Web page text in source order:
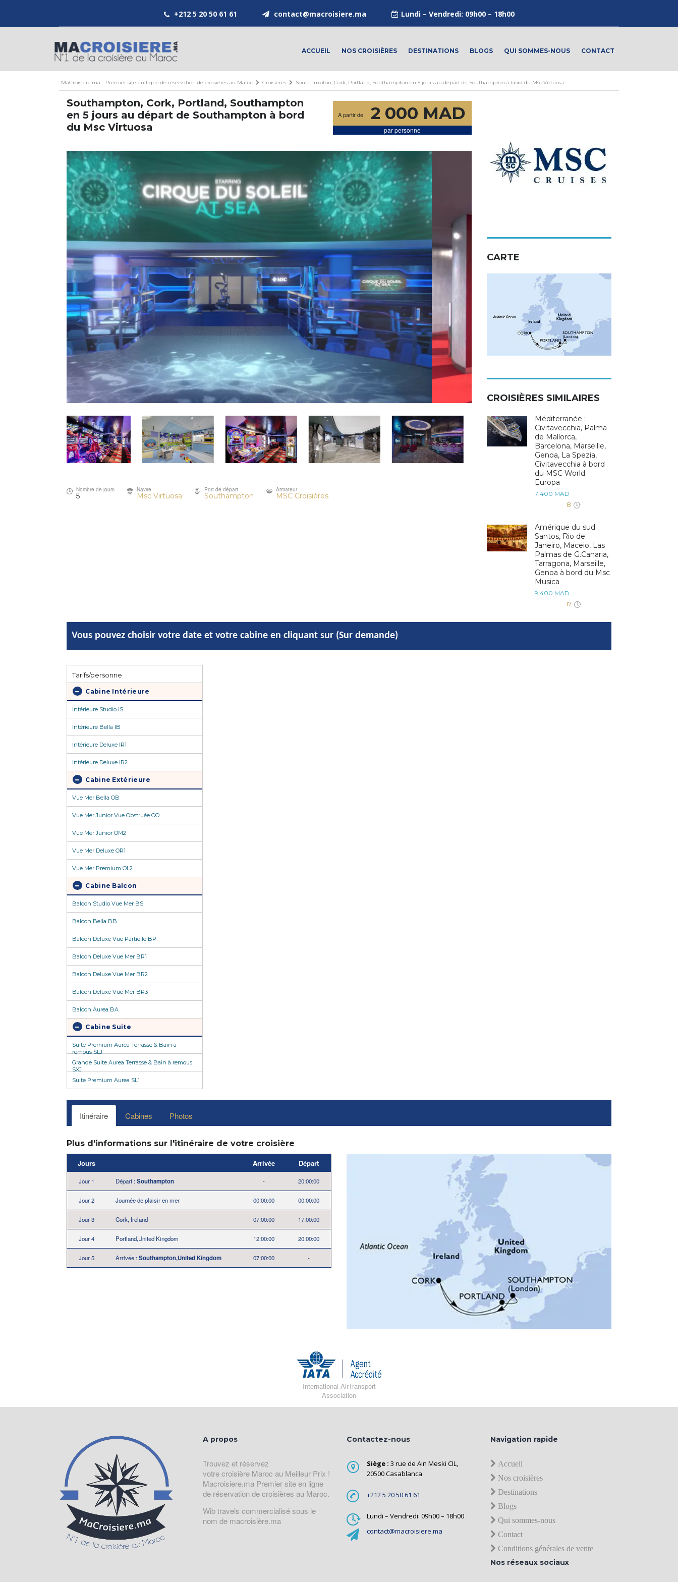
Lundi – Vendredi: 09h00 – 18h00
contact@macroisiere.ma
+212 5 20 50 61 61
ACCUEIL NOS CROISIÈRES DESTINATIONS BLOGS QUI SOMMES-NOUS CONTACT
MaCroisiere.ma - Premier site en ligne de réservation de croisières au Maroc Croisieres Southampton, Cork, Portland, Southampton en 5 jours au départ de Southampton à bord du Msc Virtuosa
A partir de 2 000 MAD
par personne
Southampton, Cork, Portland, Southampton
en 5 jours au départ de Southampton à bord
du Msc Virtuosa
Nombre de jours
5
Navire
Msc Virtuosa
Port de départ
Southampton
Armateur
MSC Croisières
CARTE
CROISIÈRES SIMILAIRES
Méditerranée :
Civitavecchia, Palma
de Mallorca,
Barcelona, Marseille,
Genoa, La Spezia,
Civitavecchia à bord
du MSC World
Europa
7 400 MAD
8
Amérique du sud :
Santos, Rio de
Janeiro, Maceio, Las
Palmas de G.Canaria,
Tarragona, Marseille,
Genoa à bord du Msc
Musica
9 400 MAD
17
Vous pouvez choisir votre date et votre cabine en cliquant sur (Sur demande)
Tarifs/personne
Cabine Intérieure
Intérieure Studio IS
Intérieure Bella IB
Intérieure Deluxe IR1
Intérieure Deluxe IR2
Cabine Extérieure
Vue Mer Bella OB
Vue Mer Junior Vue Obstruée OO
Vue Mer Junior OM2
Vue Mer Deluxe OR1
Vue Mer Premium OL2
Cabine Balcon
Balcon Studio Vue Mer BS
Balcon Bella BB
Balcon Deluxe Vue Partielle BP
Balcon Deluxe Vue Mer BR1
Balcon Deluxe Vue Mer BR2
Balcon Deluxe Vue Mer BR3
Balcon Aurea BA
Cabine Suite
Suite Premium Aurea Terrasse & Bain à
remous SLJ
Grande Suite Aurea Terrasse & Bain à remous
SXJ
Suite Premium Aurea SL1
Itinéraire Cabines Photos
Plus d'informations sur l'itinéraire de votre croisière
Jours Arrivée Départ
Jour 1 Départ :Southampton - 20:00:00
Jour 2 Journée de plaisir en mer 00:00:00 00:00:00
Jour 3 Cork, Ireland 07:00:00 17:00:00
Jour 4 Portland,United Kingdom 12:00:00 20:00:00
Jour 5 Arrivée :Southampton,United Kingdom 07:00:00 -
International AirTransport
Association
A propos
Trouvez et réservez
votre croisière Maroc au Meilleur Prix !
Macroisiere.ma Premier site en ligne
de réservation de croisières au Maroc.
Wib travels commercialisé sous le
nom de macroisière.ma
Contactez-nous
Siège : 3 rue de Ain Meski CIL,
20500 Casablanca
+212 5 20 50 61 61
Lundi – Vendredi: 09h00 – 18h00
contact@macroisiere.ma
Navigation rapide
Accueil
Nos croisières
Destinations
Blogs
Qui sommes-nous
Contact
Conditions générales de vente
Nos réseaux sociaux